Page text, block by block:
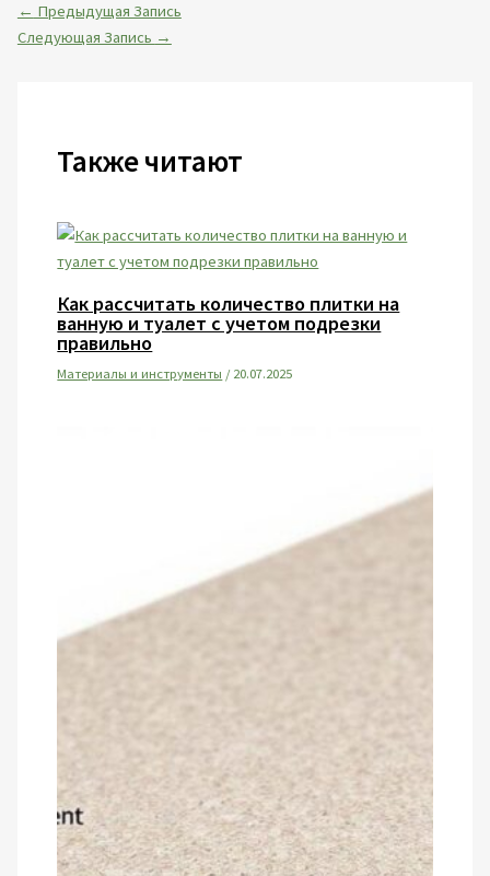
← Предыдущая Запись
Следующая Запись →
Также читают
Как рассчитать количество плитки на
ванную и туалет с учетом подрезки
правильно
Материалы и инструменты /20.07.2025